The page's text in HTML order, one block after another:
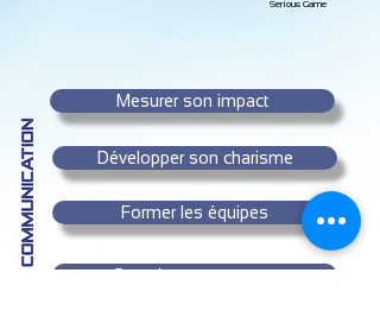
Serious Game
Mesurer son impact
Développer son charisme
Former les équipes
Coopérer pour gagner